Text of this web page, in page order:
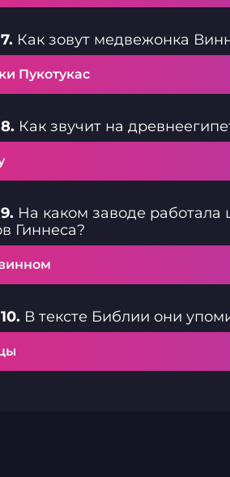
Как зовут медвежонка
Пукотукас
Как звучит на
На каком заводе работала
Гиннеса?
В тексте Библии они